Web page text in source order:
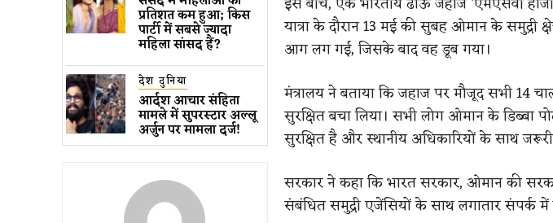
प्रतिशत कम ​हुआ​; किस
पार्टी में सबसे ज्यादा
महिला सांसद हैं?
देश दुनिया
आर्दश आचार संहिता
मामले में सुपरस्टार अल्लू
अर्जुन पर मामला दर्ज!
यात्रा के दौरान 13 मई की सुबह ओमान के समुद्री
आग लग गई, जिसके बाद वह डूब गया।
मंत्रालय ने बताया कि जहाज पर मौजूद सभी 14
सुरक्षित बचा लिया। सभी लोग ओमान के डिब्बा
सुरक्षित है और स्थानीय अधिकारियों के साथ
सरकार ने कहा कि भारत सरकार, ओमान की
संबंधित समुद्री एजेंसियों के साथ लगातार संपर्क में